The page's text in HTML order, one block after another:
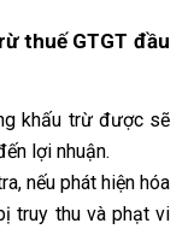
thuế GTGT đầu
khấu trừ được sẽ
lợi nhuận.
nếu phát hiện hóa
truy thu và phạt vi